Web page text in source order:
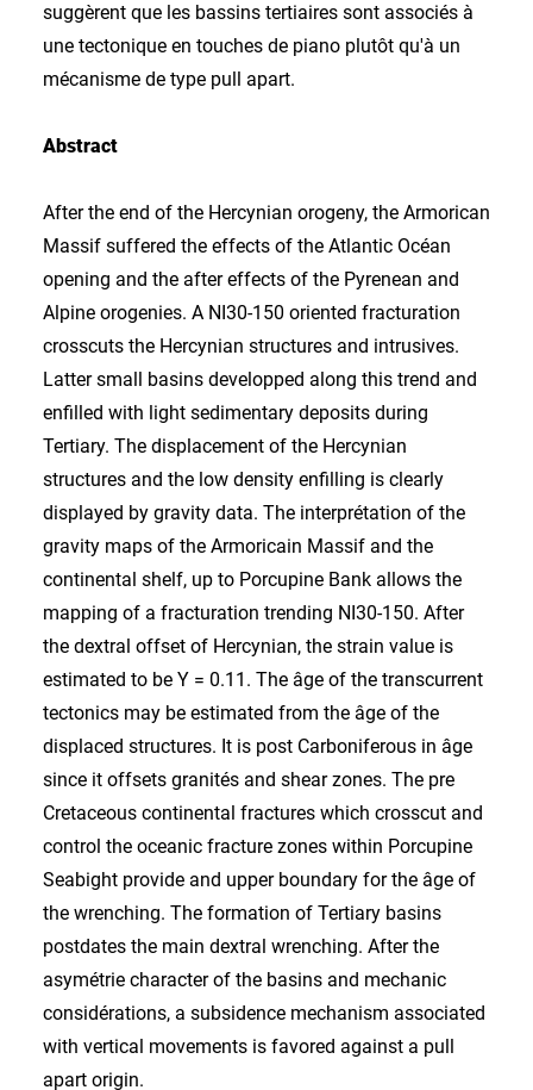
suggèrent que les bassins tertiaires sont associés à
une tectonique en touches de piano plutôt qu'à un
mécanisme de type pull apart.
Abstract
After the end of the Hercynian orogeny, the Armorican
Massif suffered the effects of the Atlantic Océan
opening and the after effects of the Pyrenean and
Alpine orogenies. A NI30-150 oriented fracturation
crosscuts the Hercynian structures and intrusives.
Latter small basins developped along this trend and
enfilled with light sedimentary deposits during
Tertiary. The displacement of the Hercynian
structures and the low density enfilling is clearly
displayed by gravity data. The interprétation of the
gravity maps of the Armoricain Massif and the
continental shelf, up to Porcupine Bank allows the
mapping of a fracturation trending NI30-150. After
the dextral offset of Hercynian, the strain value is
estimated to be Y = 0.11. The âge of the transcurrent
tectonics may be estimated from the âge of the
displaced structures. It is post Carboniferous in âge
since it offsets granités and shear zones. The pre
Cretaceous continental fractures which crosscut and
control the oceanic fracture zones within Porcupine
Seabight provide and upper boundary for the âge of
the wrenching. The formation of Tertiary basins
postdates the main dextral wrenching. After the
asymétrie character of the basins and mechanic
considérations, a subsidence mechanism associated
with vertical movements is favored against a pull
apart origin.